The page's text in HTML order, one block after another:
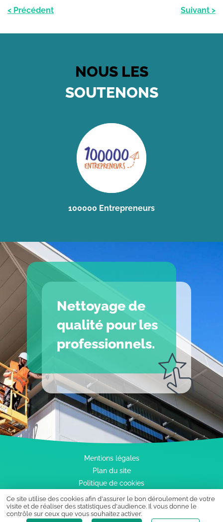
< Précédent Suivant >
NOUS LES
SOUTENONS
100000 Entrepreneurs
Nettoyage de
qualité pour les
professionnels.
Mentions légales
Plan du site
Politique de cookies
Création de site internet Captusite
Création graphique Lemon Création
Ce site utilise des cookies afin d'assurer le bon déroulement de votre
visite et de réaliser des statistiques d'audience. Il vous donne le
contrôle sur ceux que vous souhaitez activer.